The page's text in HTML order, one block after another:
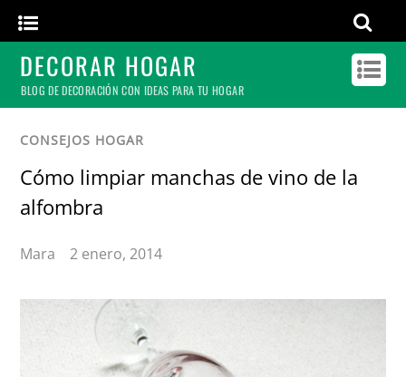
DECORAR HOGAR
BLOG DE DECORACIÓN CON IDEAS PARA TU HOGAR
CONSEJOS HOGAR
Cómo limpiar manchas de vino de la
alfombra
Mara 2 enero, 2014